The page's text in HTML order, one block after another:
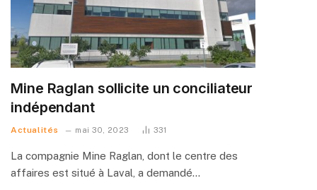
Mine Raglan sollicite un conciliateur
indépendant
Actualités mai 30, 2023 331
La compagnie Mine Raglan, dont le centre des
affaires est situé à Laval, a demandé…